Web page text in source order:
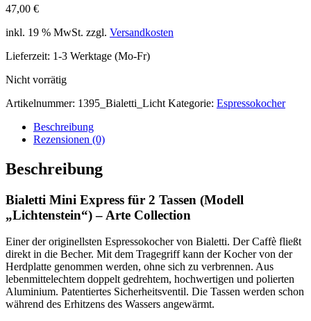
47,00 €
inkl. 19 % MwSt. zzgl. Versandkosten
Lieferzeit: 1-3 Werktage (Mo-Fr)
Nicht vorrätig
Artikelnummer: 1395_Bialetti_Licht Kategorie: Espressokocher
Beschreibung
Rezensionen (0)
Beschreibung
Bialetti Mini Express für 2 Tassen (Modell
„Lichtenstein“) – Arte Collection
Einer der originellsten Espressokocher von Bialetti. Der Caffè fließt
direkt in die Becher. Mit dem Tragegriff kann der Kocher von der
Herdplatte genommen werden, ohne sich zu verbrennen. Aus
lebenmittelechtem doppelt gedrehtem, hochwertigen und polierten
Aluminium. Patentiertes Sicherheitsventil. Die Tassen werden schon
während des Erhitzens des Wassers angewärmt.